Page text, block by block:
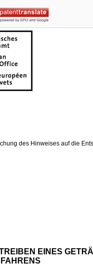
des Hinweises auf die
EINES